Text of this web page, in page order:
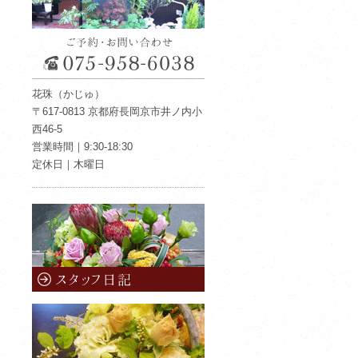
花珠（かじゅ）
〒617-0813 京都府長岡京市井ノ内小
西46-5
営業時間｜9:30-18:30
定休日｜木曜日